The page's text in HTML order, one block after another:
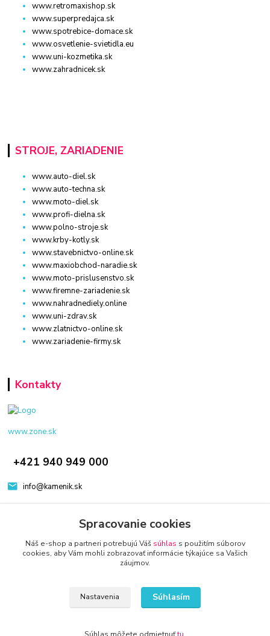
www.retromaxishop.sk
www.superpredajca.sk
www.spotrebice-domace.sk
www.osvetlenie-svietidla.eu
www.uni-kozmetika.sk
www.zahradnicek.sk
STROJE, ZARIADENIE
www.auto-diel.sk
www.auto-techna.sk
www.moto-diel.sk
www.profi-dielna.sk
www.polno-stroje.sk
www.krby-kotly.sk
www.stavebnictvo-online.sk
www.maxiobchod-naradie.sk
www.moto-prislusenstvo.sk
www.firemne-zariadenie.sk
www.nahradnediely.online
www.uni-zdrav.sk
www.zlatnictvo-online.sk
www.zariadenie-firmy.sk
Kontakty
www.zone.sk
+421 940 949 000
info@kamenik.sk
Spracovanie cookies
Náš e-shop a partneri potrebujú Váš súhlas s použitím súborov
cookies, aby Vám mohli zobrazovať informácie týkajúce sa Vašich
záujmov.
Nastavenia Súhlasím